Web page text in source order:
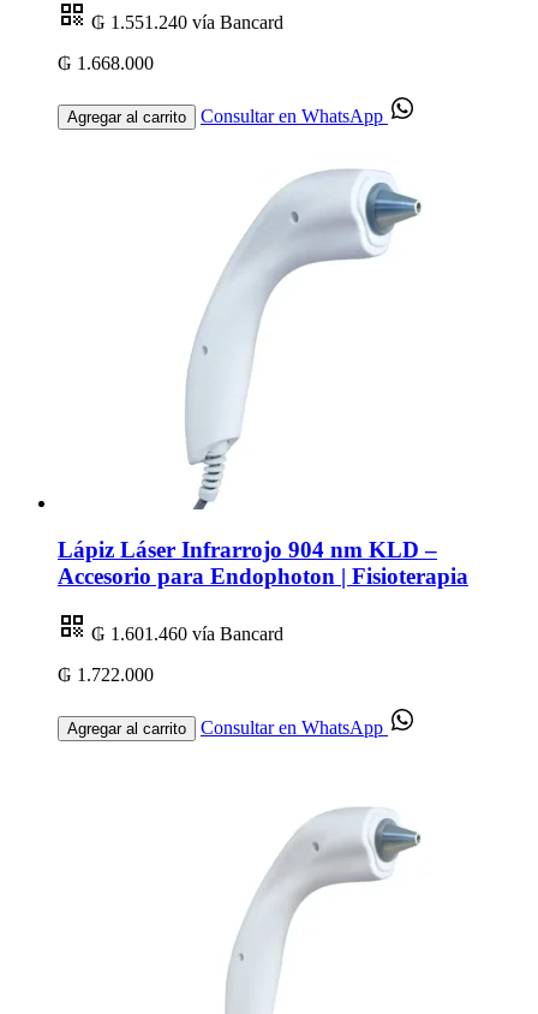
₲ 1.551.240 vía Bancard
₲ 1.668.000
Agregar al carrito Consultar en WhatsApp
Lápiz Láser Infrarrojo 904 nm KLD –
Accesorio para Endophoton | Fisioterapia
₲ 1.601.460 vía Bancard
₲ 1.722.000
Agregar al carrito Consultar en WhatsApp